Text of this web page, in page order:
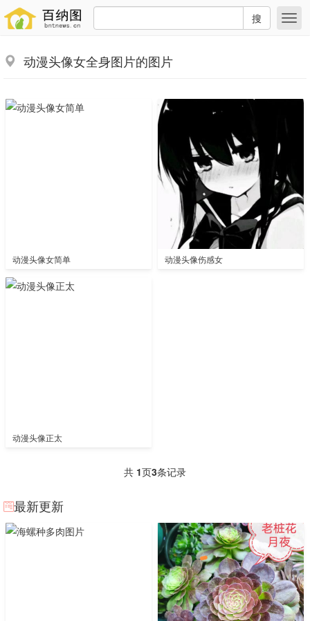
搜
动漫头像女全身图片的图片
动漫头像女简单 动漫头像伤感女
动漫头像正太
共 1页3条记录
最新更新